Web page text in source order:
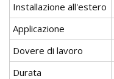
Installazione all'estero
Applicazione
Dovere di lavoro
Durata